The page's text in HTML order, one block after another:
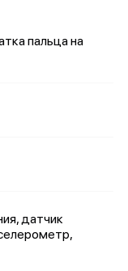
пальца на
датчик